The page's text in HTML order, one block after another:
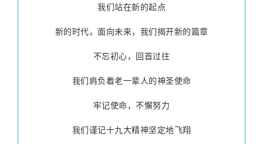
我们站在新的起点
新的时代，面向未来，我们揭开新的篇章
不忘初心，回首过往
我们肩负着老一辈人的神圣使命
牢记使命，不懈努力
我们谨记十九大精神坚定地飞翔